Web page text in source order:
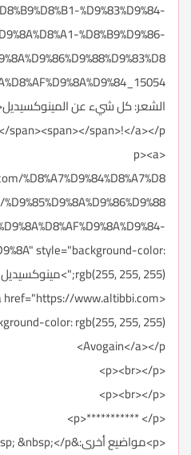
%D9%83%D9%84-
%D8%B9%D9%86-
span><span></span>!</a></p>
<p><a
style="background-color:
rgb(255, 255, 255);">مينوكسيديل - minoxidil</a>&nbsp;</p>
Avogain</a></p>
<p><br></p>
<p><br></p>
<p>*********** </p>
<p>مواضيع أخرى:&nbsp; &nbsp;</p>